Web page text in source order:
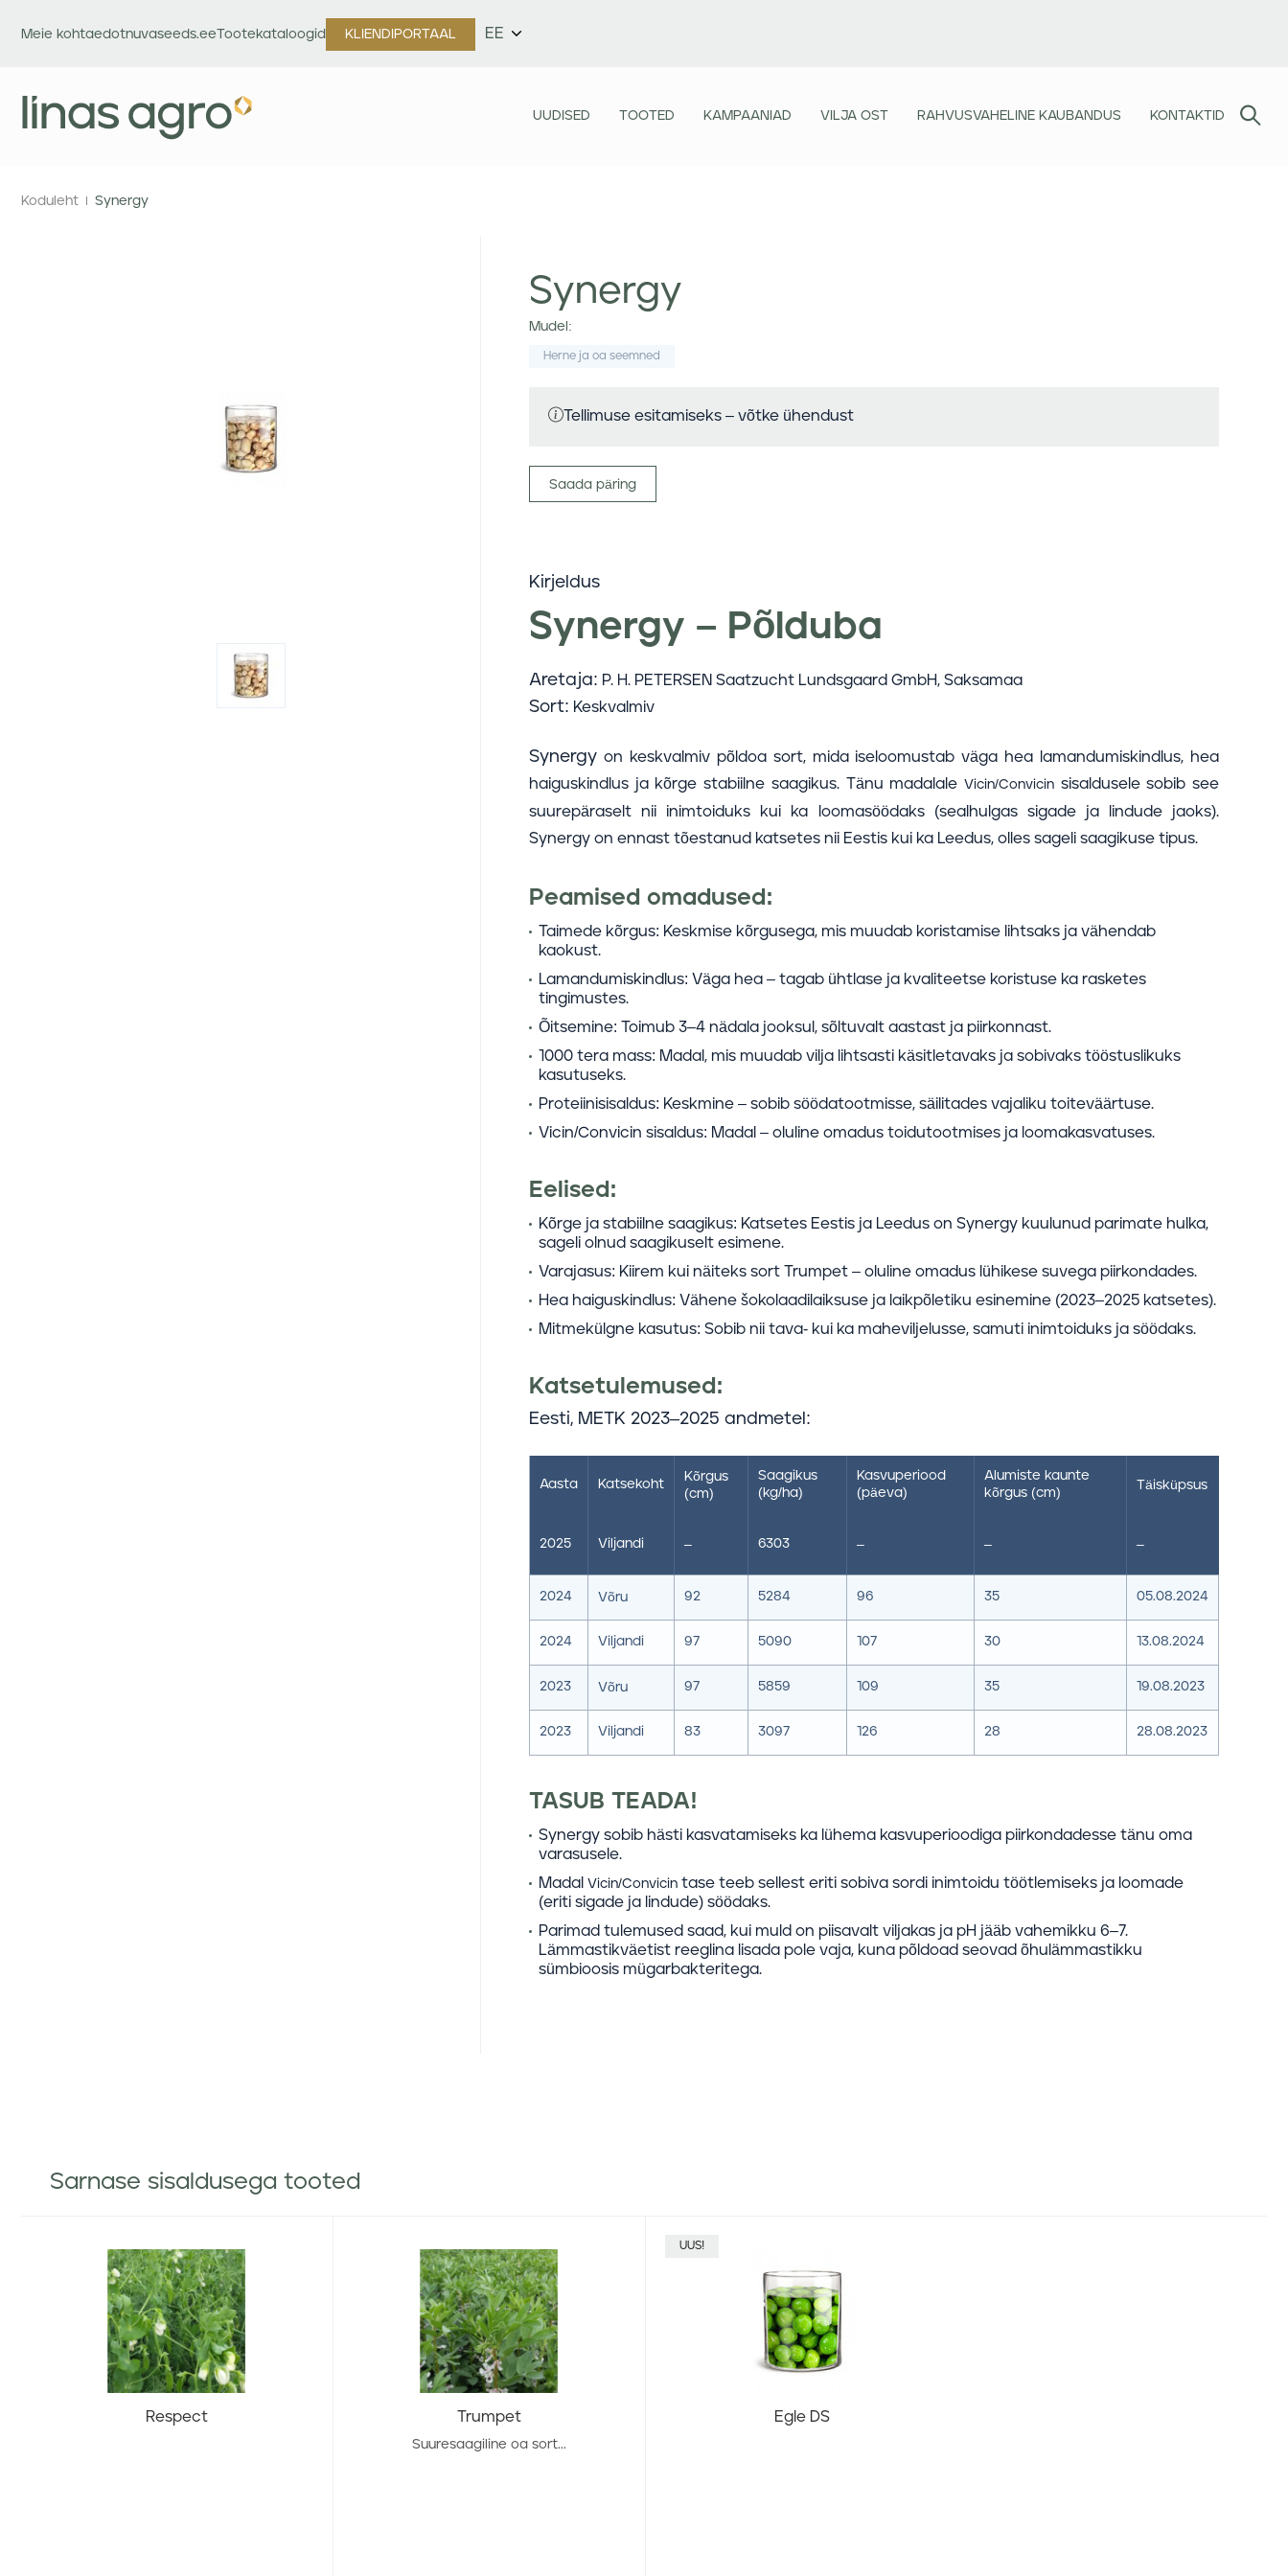
Meie kohtaedotnuvaseeds.eeTootekataloogid KLIENDIPORTAAL EE
UUDISED TOOTED KAMPAANIAD VILJA OST RAHVUSVAHELINE KAUBANDUS KONTAKTID
Koduleht Synergy
Synergy
Mudel:
Herne ja oa seemned
Tellimuse esitamiseks – võtke ühendust
Saada päring
Kirjeldus
Synergy – Põlduba
Aretaja: P. H. PETERSEN Saatzucht Lundsgaard GmbH, Saksamaa
Sort: Keskvalmiv
Synergy on keskvalmiv põldoa sort, mida iseloomustab väga hea lamandumiskindlus, hea
haiguskindlus ja kõrge stabiilne saagikus. Tänu madalale Vicin/Convicinsisaldusele sobib see
suurepäraselt nii inimtoiduks kui ka loomasöödaks (sealhulgas sigade ja lindude jaoks).
Synergy on ennast tõestanud katsetes nii Eestis kui ka Leedus, olles sageli saagikuse tipus.
Peamised omadused:
Taimede kõrgus: Keskmise kõrgusega, mis muudab koristamise lihtsaks ja vähendab
kaokust.
Lamandumiskindlus: Väga hea – tagab ühtlase ja kvaliteetse koristuse ka rasketes
tingimustes.
Õitsemine: Toimub 3–4 nädala jooksul, sõltuvalt aastast ja piirkonnast.
1000 tera mass: Madal, mis muudab vilja lihtsasti käsitletavaks ja sobivaks tööstuslikuks
kasutuseks.
Proteiinisisaldus: Keskmine – sobib söödatootmisse, säilitades vajaliku toiteväärtuse.
Vicin/Convicin sisaldus: Madal – oluline omadus toidutootmises ja loomakasvatuses.
Eelised:
Kõrge ja stabiilne saagikus: Katsetes Eestis ja Leedus on Synergy kuulunud parimate hulka,
sageli olnud saagikuselt esimene.
Varajasus: Kiirem kui näiteks sort Trumpet – oluline omadus lühikese suvega piirkondades.
Hea haiguskindlus: Vähene šokolaadilaiksuse ja laikpõletiku esinemine (2023–2025 katsetes).
Mitmekülgne kasutus: Sobib nii tava- kui ka maheviljelusse, samuti inimtoiduks ja söödaks.
Katsetulemused:
Eesti, METK 2023–2025 andmetel:
Aasta Katsekoht
Kõrgus
(cm)
Saagikus
(kg/ha)
Kasvuperiood
(päeva)
Alumiste kaunte
kõrgus (cm)
Täisküpsus
2025 Viljandi – 6303 – – –
2024 Võru 92 5284 96 35 05.08.2024
2024 Viljandi 97 5090 107 30 13.08.2024
2023 Võru 97 5859 109 35 19.08.2023
2023 Viljandi 83 3097 126 28 28.08.2023
TASUB TEADA!
Synergy sobib hästi kasvatamiseks ka lühema kasvuperioodiga piirkondadesse tänu oma
varasusele.
Madal Vicin/Convicin tase teeb sellest eriti sobiva sordi inimtoidu töötlemiseks ja loomade
(eriti sigade ja lindude) söödaks.
Parimad tulemused saad, kui muld on piisavalt viljakas ja pH jääb vahemikku 6–7.
Lämmastikväetist reeglina lisada pole vaja, kuna põldoad seovad õhulämmastikku
sümbioosis mügarbakteritega.
Sarnase sisaldusega tooted
Respect Trumpet
Suuresaagiline oa sort...
UUS!
Egle DS